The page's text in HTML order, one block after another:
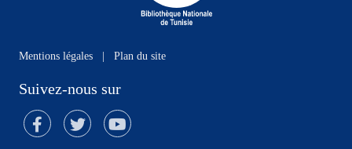
Mentions légales Plan du site
Suivez-nous sur